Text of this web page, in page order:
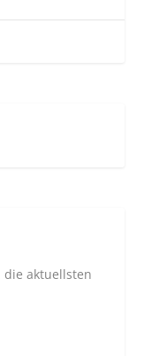
die aktuellsten